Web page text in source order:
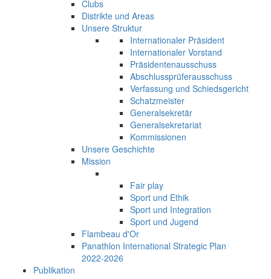
Clubs
Distrikte und Areas
Unsere Struktur
Internationaler Präsident
Internationaler Vorstand
Präsidentenausschuss
Abschlussprüferausschuss
Verfassung und Schiedsgericht
Schatzmeister
Generalsekretär
Generalsekretariat
Kommissionen
Unsere Geschichte
Mission
Fair play
Sport und Ethik
Sport und Integration
Sport und Jugend
Flambeau d'Or
Panathlon International Strategic Plan
2022-2026
Publikation